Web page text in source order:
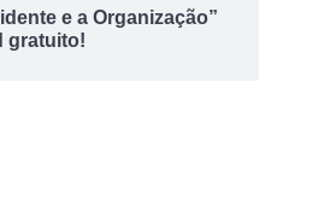
e a Organização”
gratuito!